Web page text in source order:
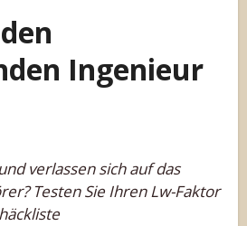
Ingenieur
Testen Sie Ihren Lw-Faktor